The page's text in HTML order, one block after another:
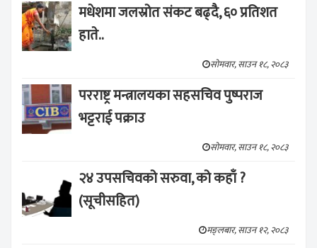
मधेशमा जलस्रोत संकट बढ्दै, ६० प्रतिशत
हाते..
सोमवार, साउन १८, २०८३
परराष्ट्र मन्त्रालयका सहसचिव पुष्पराज
भट्टराई पक्राउ
सोमवार, साउन १८, २०८३
२४ उपसचिवको सरुवा, को कहाँ ?
(सूचीसहित)
मङ्लबार, साउन १२, २०८३